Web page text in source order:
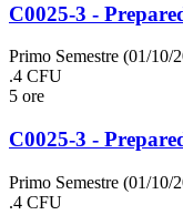
C0025-3 -
Primo Semestre (01/10/
.4 CFU
5 ore
C0025-3 -
Primo Semestre (01/10/
.4 CFU